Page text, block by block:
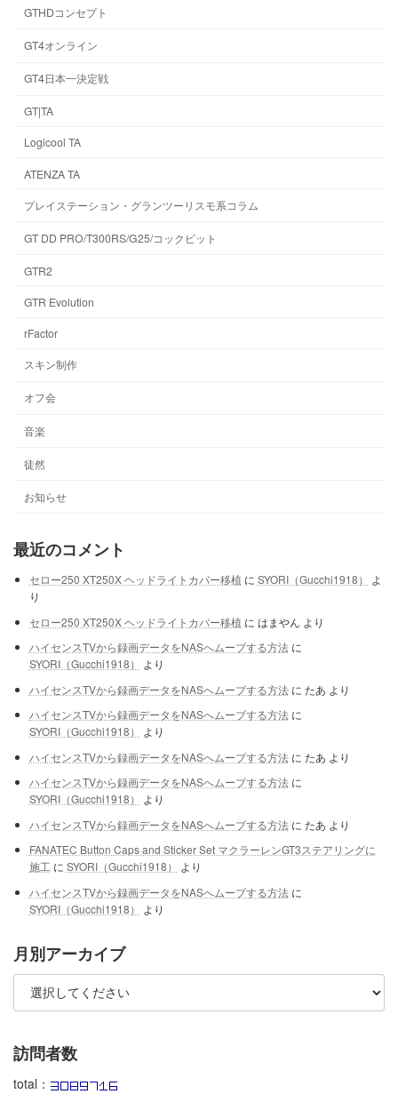
GTHDコンセプト
GT4オンライン
GT4日本一決定戦
GT|TA
Logicool TA
ATENZA TA
プレイステーション・グランツーリスモ系コラム
GT DD PRO/T300RS/G25/コックピット
GTR2
GTR Evolution
rFactor
スキン制作
オフ会
音楽
徒然
お知らせ
最近のコメント
セロー250 XT250X ヘッドライトカバー移植 に SYORI（Gucchi1918）
よ
り
セロー250 XT250X ヘッドライトカバー移植 に はまやん より
ハイセンスTVから録画データをNASへムーブする方法に
SYORI（Gucchi1918）
より
ハイセンスTVから録画データをNASへムーブする方法に たあ より
ハイセンスTVから録画データをNASへムーブする方法に
SYORI（Gucchi1918）
より
ハイセンスTVから録画データをNASへムーブする方法に たあ より
ハイセンスTVから録画データをNASへムーブする方法に
SYORI（Gucchi1918）
より
ハイセンスTVから録画データをNASへムーブする方法に たあ より
FANATEC Button Caps and Sticker Set マクラーレンGT3ステアリングに
施工 に SYORI（Gucchi1918）
より
ハイセンスTVから録画データをNASへムーブする方法に
SYORI（Gucchi1918）
より
月別アーカイブ
訪問者数
total：